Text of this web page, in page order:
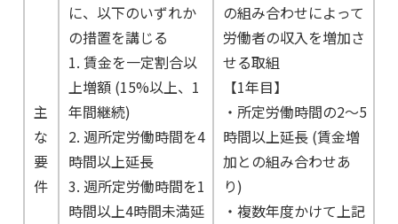
主
な
要
件
に、以下のいずれか
の措置を講じる
1. 賃金を一定割合以
上増額 (15%以上、1
年間継続)
2. 週所定労働時間を4
時間以上延長
3. 週所定労働時間を1
時間以上4時間未満延
の組み合わせによって
労働者の収入を増加さ
せる取組
【1年目】
・所定労働時間の2～5
時間以上延長 (賃金増
加との組み合わせあ
り)
・複数年度かけて上記